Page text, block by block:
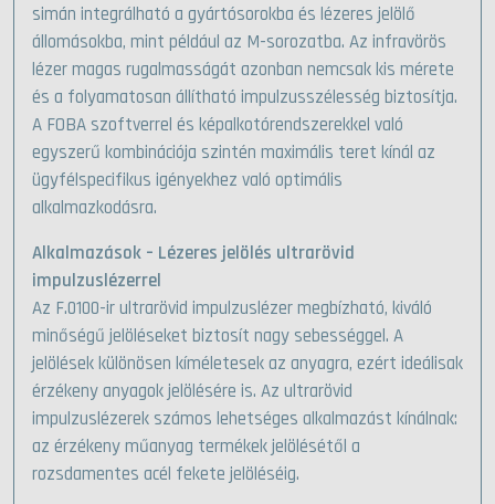
simán integrálható a gyártósorokba és lézeres jelölő
állomásokba, mint például az M-sorozatba. Az infravörös
lézer magas rugalmasságát azonban nemcsak kis mérete
és a folyamatosan állítható impulzusszélesség biztosítja.
A FOBA szoftverrel és képalkotórendszerekkel való
egyszerű kombinációja szintén maximális teret kínál az
ügyfélspecifikus igényekhez való optimális
alkalmazkodásra.
Alkalmazások – Lézeres jelölés ultrarövid
impulzuslézerrel
Az F.0100-ir ultrarövid impulzuslézer megbízható, kiváló
minőségű jelöléseket biztosít nagy sebességgel. A
jelölések különösen kíméletesek az anyagra, ezért ideálisak
érzékeny anyagok jelölésére is. Az ultrarövid
impulzuslézerek számos lehetséges alkalmazást kínálnak:
az érzékeny műanyag termékek jelölésétől a
rozsdamentes acél fekete jelöléséig.